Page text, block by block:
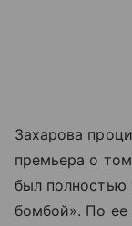
Захарова
премьера о
был полностью
бомбой». По